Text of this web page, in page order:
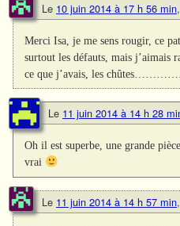
Le 10 juin 2014 à 17 h 56 min,
Merci Isa, je me sens rougir, ce
surtout les défauts, mais j’aimais
ce que j’avais, les
Le 11 juin 2014 à 14 h 28
Oh il est superbe, une grande
vrai
Le 11 juin 2014 à 14 h 57 min,